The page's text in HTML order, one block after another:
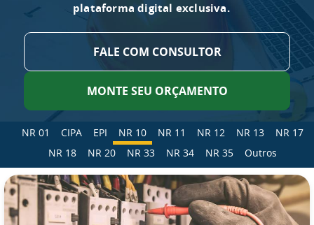
plataforma digital exclusiva.
FALE COM CONSULTOR
MONTE SEU ORÇAMENTO
NR 01 CIPA EPI NR 10 NR 11 NR 12 NR 13
NR 17
NR 18
NR 20 NR 33 NR 34 NR 35 Outros